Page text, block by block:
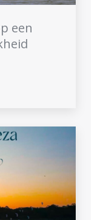
een